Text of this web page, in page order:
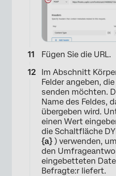
Fügen Sie die URL.
Im Abschnitt
Felder angeben,
senden möchten.
Name des Feldes,
übergeben wird.
einen Wert
die Schaltfläche
{a} ) verwenden,
den
eingebetteten
Befragte:r liefert.